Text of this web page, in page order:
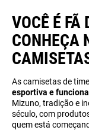
VOCÊ É FÃ
CONHEÇA
As camisetas de
esportiva e
Mizuno, tradição e
século, com
quem está